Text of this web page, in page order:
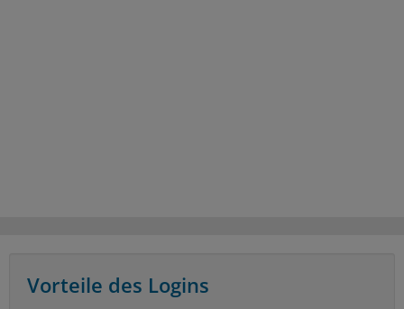
Vorteile des Logins